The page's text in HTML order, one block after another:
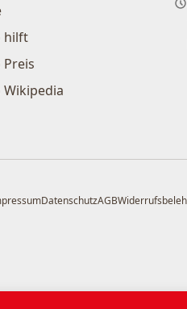
hilft
Preis
Wikipedia
DatenschutzAGB